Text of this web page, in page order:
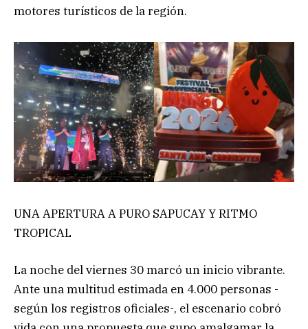
motores turísticos de la región.
UNA APERTURA A PURO SAPUCAY Y RITMO
TROPICAL
La noche del viernes 30 marcó un inicio vibrante.
Ante una multitud estimada en 4.000 personas -
según los registros oficiales-, el escenario cobró